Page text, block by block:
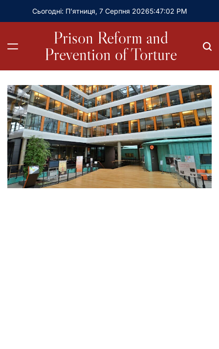
Сьогодні: П’ятниця, 7 Серпня 20265:47:04 PM
Prison Reform and
Prevention of Torture